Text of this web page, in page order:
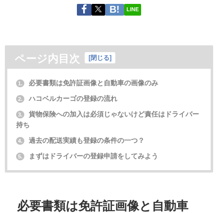
LINE
ページ内目次 [閉じる]
1. 必要書類は免許証画像と自動車の画像のみ
2. ハコベルカーゴの登録の流れ
3.
貨物保険への加入は必須じゃないけど責任はドライバー
持ち
4. 過去の配送実績も登録の条件の一つ？
5. まずはドライバーの登録申請をしてみよう
必要書類は免許証画像と自動車